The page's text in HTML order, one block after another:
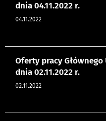
dnia 04.11.2022 r.
04.11.2022
Oferty pracy
dnia 02.11.2022 r.
02.11.2022